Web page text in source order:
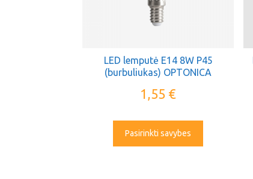
LED lemputė E14 8W P45
(burbuliukas) OPTONICA
1,55 €
Pasirinkti savybes